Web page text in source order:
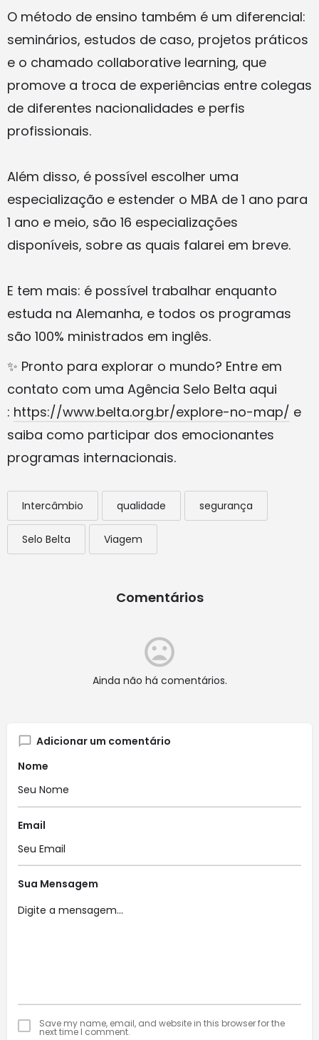
O método de ensino também é um diferencial:
seminários, estudos de caso, projetos práticos
e o chamado collaborative learning, que
promove a troca de experiências entre colegas
de diferentes nacionalidades e perfis
profissionais.
Além disso, é possível escolher uma
especialização e estender o MBA de 1 ano para
1 ano e meio, são 16 especializações
disponíveis, sobre as quais falarei em breve.
E tem mais: é possível trabalhar enquanto
estuda na Alemanha, e todos os programas
são 100% ministrados em inglês.
✨ Pronto para explorar o mundo? Entre em
contato com uma Agência Selo Belta aqui
: https://www.belta.org.br/explore-no-map/ e
saiba como participar dos emocionantes
programas internacionais.
Intercâmbio qualidade segurança
Selo Belta Viagem
Comentários
Ainda não há comentários.
Adicionar um comentário
Nome
Email
Sua Mensagem
Save my name, email, and website in this browser for the
next time I comment.